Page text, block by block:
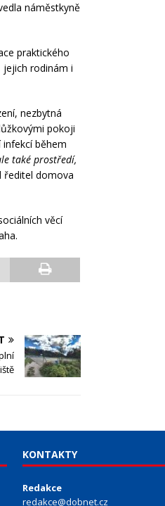
náměstkyně
praktického
jejich rodinám i
nezbytná
pokoji
během
také prostředí,
ředitel domova
věcí
KONTAKTY
Redakce
redakce@dobnet.cz